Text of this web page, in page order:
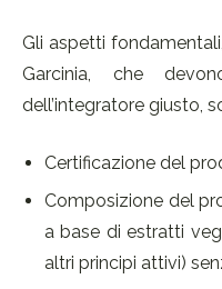
Gli aspetti
Garcinia, che
dell’integratore giusto,
Certificazione del
Composizione del
a base di estratti
altri principi attivi)